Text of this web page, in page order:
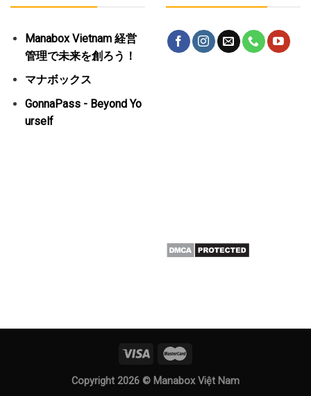
Manabox Vietnam 経営
管理で未来を創ろう！
マナボックス
GonnaPass - Beyond Yo
urself
Copyright 2026 © Manabox Việt Nam